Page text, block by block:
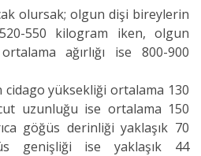
olursak; olgun dişi bireylerin
550 kilogram iken, olgun
ağırlığı ise 800-900
yüksekliği ortalama 130
uzunluğu ise ortalama 150
göğüs derinliği yaklaşık 70
genişliği ise yaklaşık 44